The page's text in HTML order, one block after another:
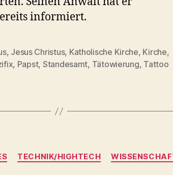
informiert.
, Jesus Christus, Katholische Kirche, Kirche,
, Papst, Standesamt, Tätowierung, Tattoo
Kategorien
TECHNIK/HIGHTECH